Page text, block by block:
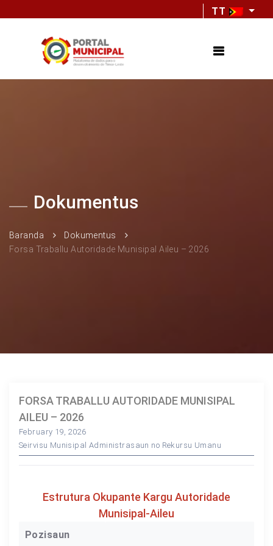
TT
Dokumentus
Baranda
Dokumentus
Forsa Traballu Autoridade Munisipal Aileu – 2026
FORSA TRABALLU AUTORIDADE MUNISIPAL
AILEU – 2026
February 19, 2026
Seirvisu Munisipal Administrasaun no Rekursu Umanu
Estrutura Okupante Kargu Autoridade
Munisipal-Aileu
Pozisaun